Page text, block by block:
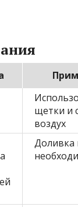
щетки и
воздух
Доливка